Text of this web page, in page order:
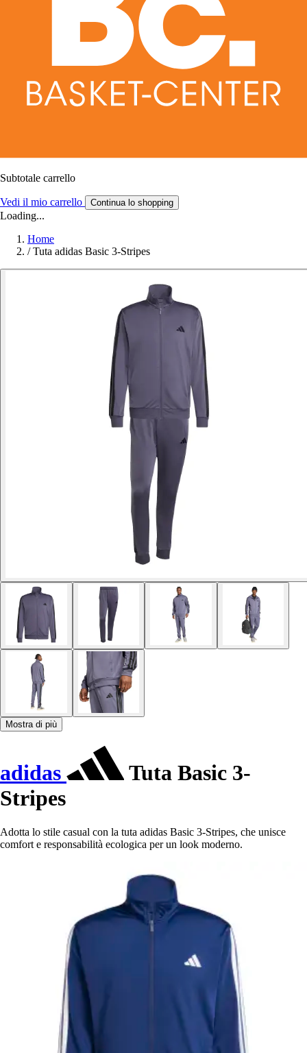
Subtotale carrello
Vedi il mio carrello Continua lo shopping
Loading...
Home
/ Tuta adidas Basic 3-Stripes
Mostra di più
adidas
Tuta Basic 3-
Stripes
Adotta lo stile casual con la tuta adidas Basic 3-Stripes, che unisce
comfort e responsabilità ecologica per un look moderno.